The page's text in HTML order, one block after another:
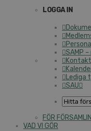
LOGGA IN
SAMP
Kontakt
Lediga
SAU
FÖR
VAD VI GÖR